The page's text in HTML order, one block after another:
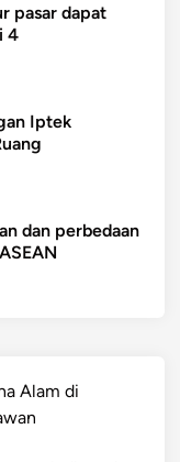
pasar dapat
4
Iptek
dan perbedaan
Alam di